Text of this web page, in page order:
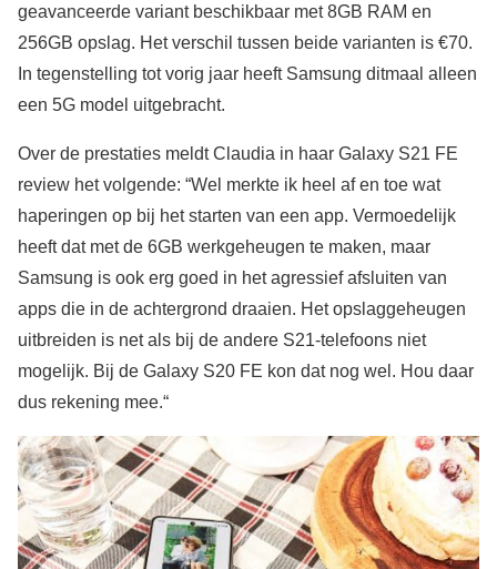
geavanceerde variant beschikbaar met 8GB RAM en
256GB opslag. Het verschil tussen beide varianten is €70.
In tegenstelling tot vorig jaar heeft Samsung ditmaal alleen
een 5G model uitgebracht.
Over de prestaties meldt Claudia in haar Galaxy S21 FE
review het volgende: “Wel merkte ik heel af en toe wat
haperingen op bij het starten van een app. Vermoedelijk
heeft dat met de 6GB werkgeheugen te maken, maar
Samsung is ook erg goed in het agressief afsluiten van
apps die in de achtergrond draaien. Het opslaggeheugen
uitbreiden is net als bij de andere S21-telefoons niet
mogelijk. Bij de Galaxy S20 FE kon dat nog wel. Hou daar
dus rekening mee.“